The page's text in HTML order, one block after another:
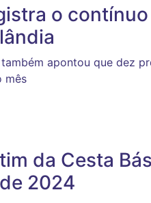
o
apontou que dez
mês
da Cesta
2024